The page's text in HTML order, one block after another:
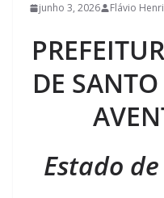
junho 3, 2026 Flávio
DE
Estado